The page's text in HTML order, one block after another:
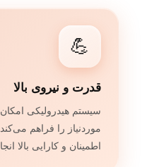
💪
قدرت و نیروی بالا
سیستم هیدرولیکی
موردنیاز را فراهم
اطمینان و کارایی بالا